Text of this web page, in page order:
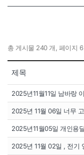
총 게시물 240 개, 페이지 6
제목
2025년11월11일 남바랑
2025년 11월 06일 너무
2025년11월05일 개인용
2025년 11월 02일 , 전기